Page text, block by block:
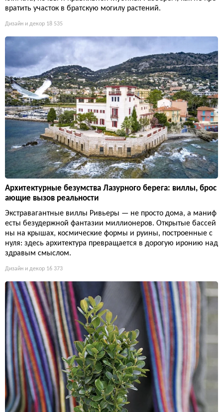
вратить участок в братскую могилу растений.
Дизайн и декор 18 535
Архитектурные безумства Лазурного берега: виллы, брос
ающие вызов реальности
Экстравагантные виллы Ривьеры — не просто дома, а маниф
есты безудержной фантазии миллионеров. Открытые бассей
ны на крышах, космические формы и руины, построенные с
нуля: здесь архитектура превращается в дорогую иронию над
здравым смыслом.
Дизайн и декор 16 373